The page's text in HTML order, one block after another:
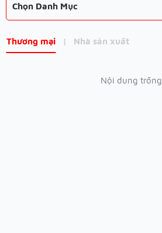
Chọn Danh Mục
Thương mại | Nhà sản xuất
Nội dung trống